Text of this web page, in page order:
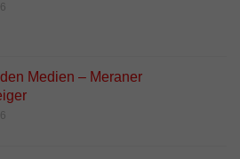
Medien – Meraner